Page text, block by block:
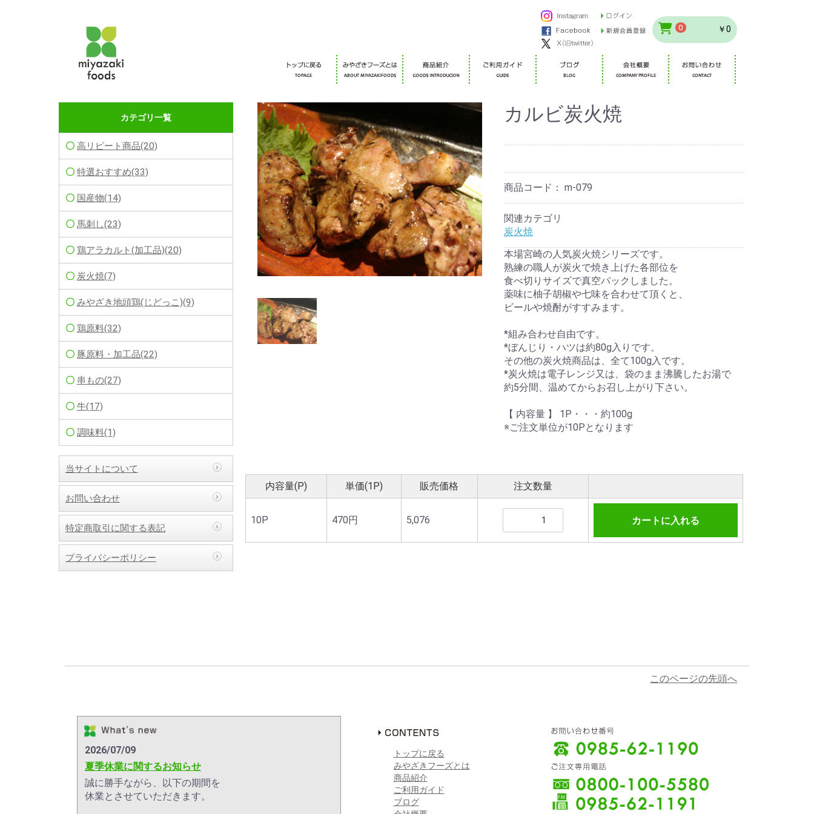
0 ￥0
カテゴリ一覧
高リピート商品(20)
特選おすすめ(33)
国産物(14)
馬刺し(23)
鶏アラカルト(加工品)(20)
炭火焼(7)
みやざき地頭鶏(じどっこ)(9)
鶏原料(32)
豚原料・加工品(22)
串もの(27)
牛(17)
調味料(1)
当サイトについて
お問い合わせ
特定商取引に関する表記
プライバシーポリシー
カルビ炭火焼
商品コード： m-079
関連カテゴリ
炭火焼
本場宮崎の人気炭火焼シリーズです。
熟練の職人が炭火で焼き上げた各部位を
食べ切りサイズで真空パックしました。
薬味に柚子胡椒や七味を合わせて頂くと、
ビールや焼酎がすすみます。
*組み合わせ自由です。
*ぼんじり・ハツは約80g入りです。
その他の炭火焼商品は、全て100g入です。
*炭火焼は電子レンジ又は、袋のまま沸騰したお湯で
約5分間、温めてからお召し上がり下さい。
【 内容量 】 1P・・・約100g
※ご注文単位が10Pとなります
内容量(P) 単価(1P) 販売価格 注文数量
10P 470円 5,076 カートに入れる
このページの先頭へ
2026/07/09
夏季休業に関するお知らせ
誠に勝手ながら、以下の期間を
休業とさせていただきます。
トップに戻る
みやざきフーズとは
商品紹介
ご利用ガイド
ブログ